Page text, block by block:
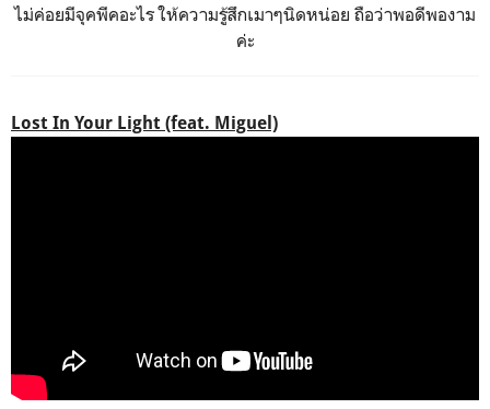
ไม่ค่อยมีจุคพีคอะไร ให้ความรู้สึกเมาๆนิดหน่อย ถือว่าพอดีพองาม
ค่ะ
Lost In Your Light (feat. Miguel)